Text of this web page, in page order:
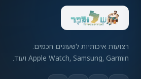
רצועות איכותיות לשעונים חכמים.
Apple Watch, Samsung, Garmin ועוד.